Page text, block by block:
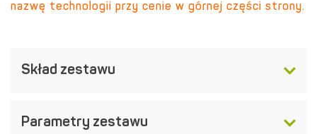
nazwę technologii przy cenie w górnej części strony.
Skład zestawu
Parametry zestawu